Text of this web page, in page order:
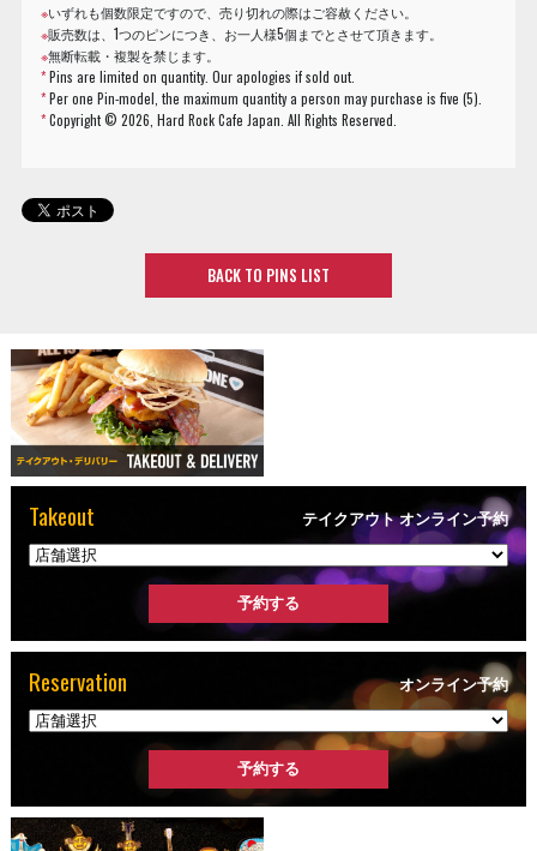
※いずれも個数限定ですので、売り切れの際はご容赦ください。
※販売数は、1つのピンにつき、お一人様5個までとさせて頂きます。
※無断転載・複製を禁じます。
*Pins are limited on quantity. Our apologies if sold out.
*Per one Pin-model, the maximum quantity a person may purchase is five (5).
*Copyright ©2026, Hard Rock Cafe Japan. All Rights Reserved.
BACK TO PINS LIST
Takeout テイクアウト オンライン予約
Reservation オンライン予約